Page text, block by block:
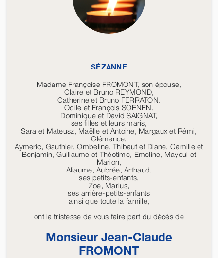
SÉZANNE
Madame Françoise FROMONT, son épouse,
Claire et Bruno REYMOND,
Catherine et Bruno FERRATON,
Odile et François SOENEN,
Dominique et David SAIGNAT,
ses filles et leurs maris,
Sara et Mateusz, Maëlle et Antoine, Margaux et Rémi,
Clémence,
Aymeric, Gauthier, Ombeline, Thibaut et Diane, Camille et
Benjamin, Guillaume et Théotime, Emeline, Mayeul et
Marion,
Aliaume, Aubrée, Arthaud,
ses petits-enfants,
Zoe, Marius,
ses arrière-petits-enfants
ainsi que toute la famille,
ont la tristesse de vous faire part du décès de
Monsieur Jean-Claude
FROMONT